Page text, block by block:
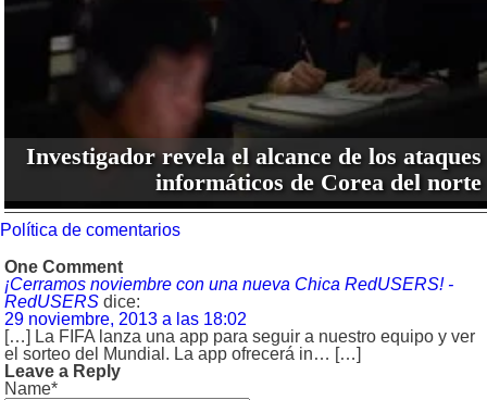
Investigador revela el alcance de los ataques
informáticos de Corea del norte
Política de comentarios
One Comment
¡Cerramos noviembre con una nueva Chica RedUSERS! -
RedUSERS dice:
29 noviembre, 2013 a las 18:02
[…] La FIFA lanza una app para seguir a nuestro equipo y ver
el sorteo del Mundial. La app ofrecerá in… […]
Leave a Reply
Name*